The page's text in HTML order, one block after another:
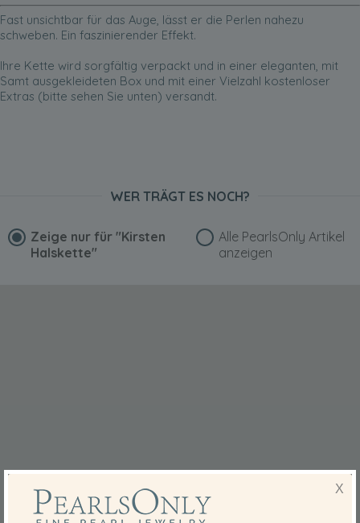
Fast unsichtbar für das Auge, lässt er die Perlen nahezu
schweben. Ein faszinierender Effekt.
Ihre Kette wird sorgfältig verpackt und in einer eleganten, mit
Samt ausgekleideten Box und mit einer Vielzahl kostenloser
Extras (bitte sehen Sie unten) versandt.
WER TRÄGT ES NOCH?
Zeige nur für "Kirsten
Halskette"
Alle PearlsOnly Artikel
anzeigen
X